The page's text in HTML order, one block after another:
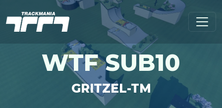
WTF SUB10
GRITZEL-TM